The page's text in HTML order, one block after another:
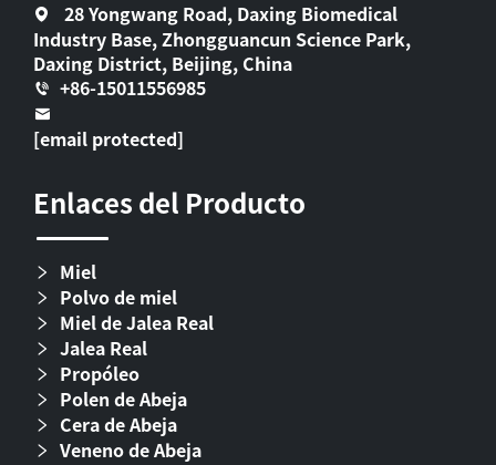
28 Yongwang Road, Daxing Biomedical
Industry Base, Zhongguancun Science Park,
Daxing District, Beijing, China
+86-15011556985
[email protected]
Enlaces del Producto
Miel
Polvo de miel
Miel de Jalea Real
Jalea Real
Propóleo
Polen de Abeja
Cera de Abeja
Veneno de Abeja